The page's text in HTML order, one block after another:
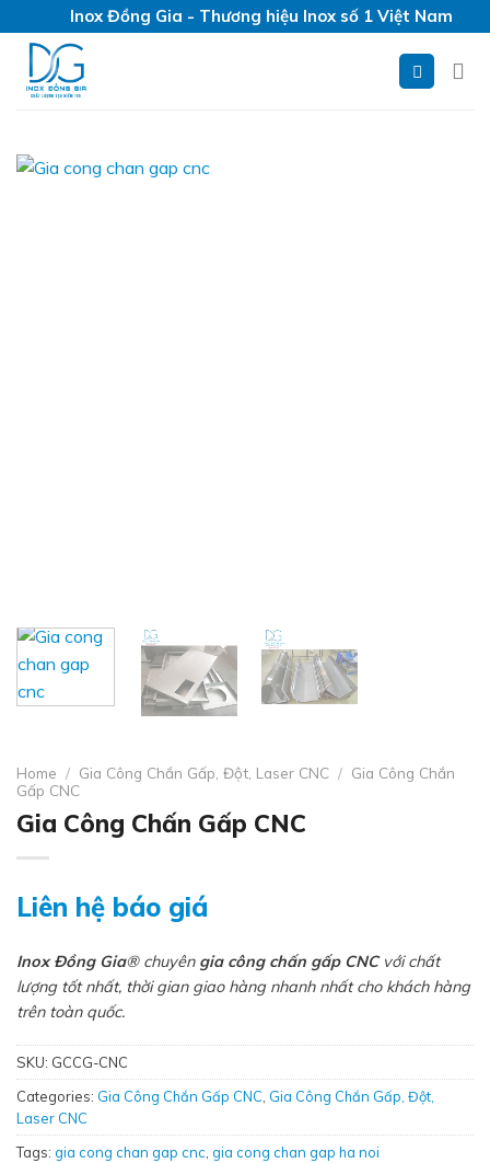
to
content
Inox Đồng Gia - Thương hiệu Inox số 1 Việt Nam
Home / Gia Công Chắn Gấp, Đột, Laser CNC / Gia Công Chắn
Gấp CNC
Gia Công Chấn Gấp CNC
Liên hệ báo giá
Inox Đồng Gia® chuyên gia công chấn gấp CNCvới chất
lượng tốt nhất, thời gian giao hàng nhanh nhất cho khách hàng
trên toàn quốc.
SKU: GCCG-CNC
Categories: Gia Công Chắn Gấp CNC, Gia Công Chắn Gấp, Đột,
Laser CNC
Tags: gia cong chan gap cnc, gia cong chan gap ha noi